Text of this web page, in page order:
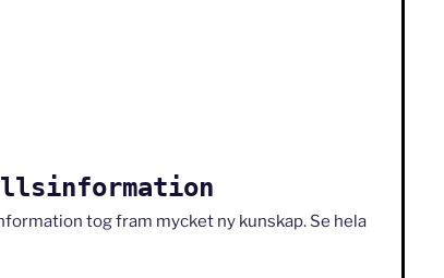
tog fram mycket ny kunskap. Se hela